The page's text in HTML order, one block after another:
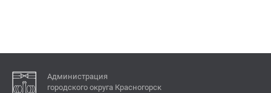
Администрация
городского округа Красногорск